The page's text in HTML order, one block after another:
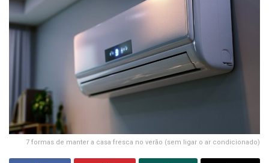
7 formas de manter a casa fresca no verão (sem ligar o ar condicionado)